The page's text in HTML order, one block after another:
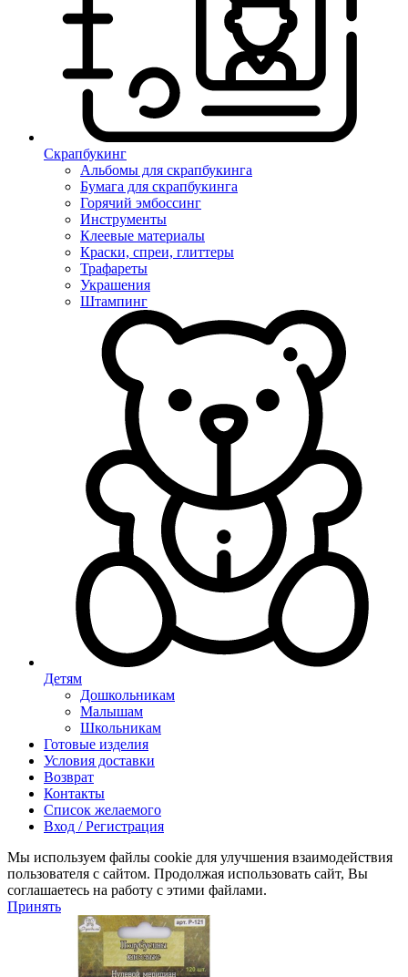
Скрапбукинг
Альбомы для скрапбукинга
Бумага для скрапбукинга
Горячий эмбоссинг
Инструменты
Клеевые материалы
Краски, спреи, глиттеры
Трафареты
Украшения
Штампинг
Детям
Дошкольникам
Малышам
Школьникам
Готовые изделия
Условия доставки
Возврат
Контакты
Список желаемого
Вход / Регистрация
Мы используем файлы cookie для улучшения взаимодействия
пользователя с сайтом. Продолжая использовать сайт, Вы
соглашаетесь на работу с этими файлами.
Принять